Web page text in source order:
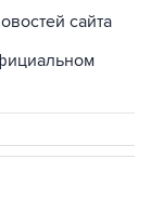
сайта